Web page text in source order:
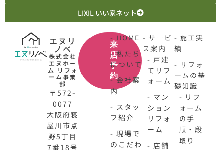
LIXIL いい家ネット
エヌリ
ノベ
株式会社
エヌホー
ム リフォ
ーム事業
部
〒572ｰ
0077
大阪府寝
屋川市点
野5丁目
7番18号
来
店
予
約
- HOME
- 私たち
について
- 会社案
内
- スタッ
フ紹介
- 現場で
のこだわ
- サービ
ス案内
- 戸建
てリフ
ォーム
- マン
ション
リフォ
ーム
- 店舗
- 施工実
績
- リフォ
ームの基
礎知識
- リフ
ォーム
の手
順・段
取り